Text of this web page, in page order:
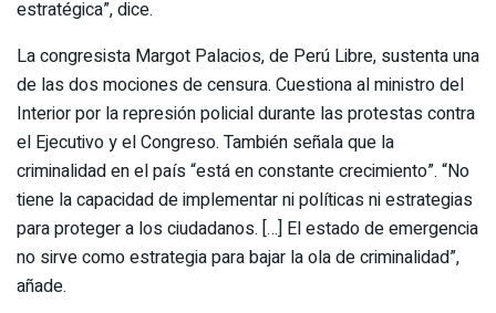
estratégica”, dice.
La congresista Margot Palacios, de Perú Libre, sustenta una
de las dos mociones de censura. Cuestiona al ministro del
Interior por la represión policial durante las protestas contra
el Ejecutivo y el Congreso. También señala que la
criminalidad en el país “está en constante crecimiento”. “No
tiene la capacidad de implementar ni políticas ni estrategias
para proteger a los ciudadanos. […] El estado de emergencia
no sirve como estrategia para bajar la ola de criminalidad”,
añade.